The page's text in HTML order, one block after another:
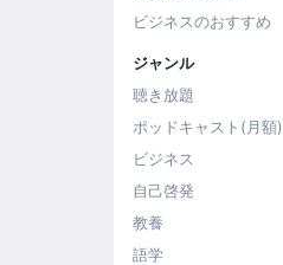
ビジネスのおすすめ
ジャンル
聴き放題
ポッドキャスト(月額)
ビジネス
自己啓発
教養
語学